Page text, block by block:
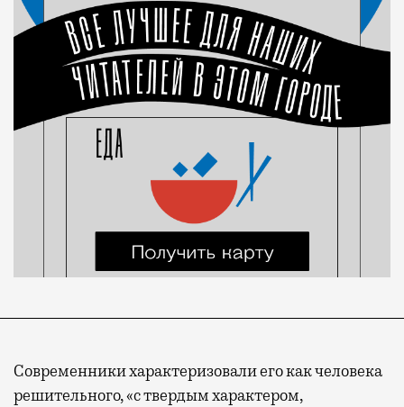
Современники характеризовали его как человека
решительного, «с твердым характером,